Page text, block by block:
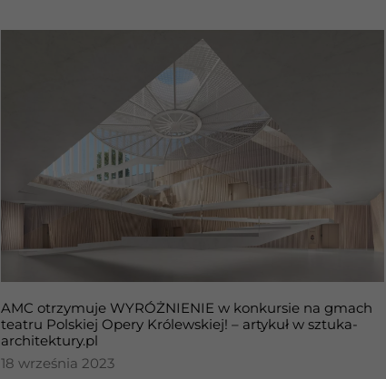
AMC otrzymuje WYRÓŻNIENIE w konkursie na gmach
teatru Polskiej Opery Królewskiej! – artykuł w sztuka-
architektury.pl
18 września 2023
Konieczne
Te pliki cookie
opcjonalne. Są
one potrzebne
do
funkcjonowania